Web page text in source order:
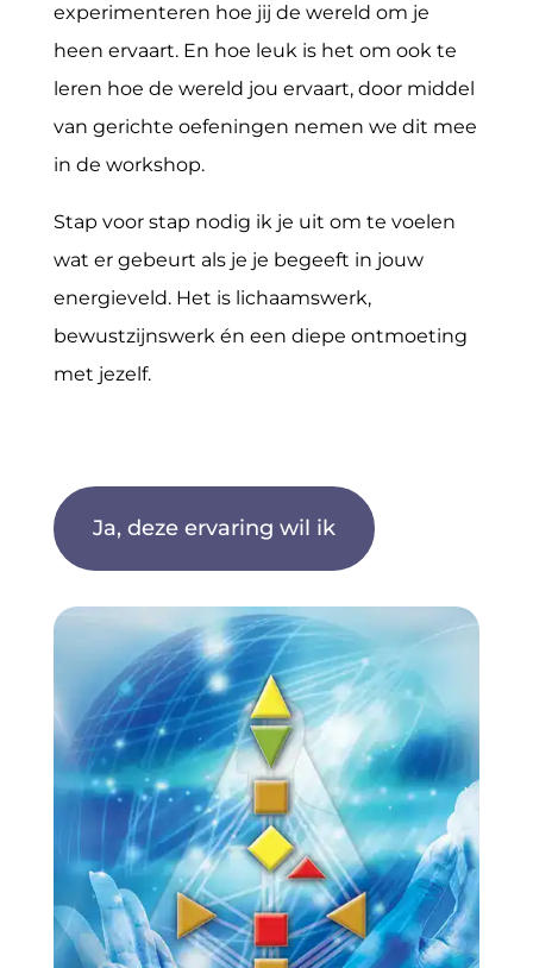
experimenteren hoe jij de wereld om je
heen ervaart. En hoe leuk is het om ook te
leren hoe de wereld jou ervaart, door middel
van gerichte oefeningen nemen we dit mee
in de workshop.
Stap voor stap nodig ik je uit om te voelen
wat er gebeurt als je je begeeft in jouw
energieveld. Het is lichaamswerk,
bewustzijnswerk én een diepe ontmoeting
met jezelf.
Ja, deze ervaring wil ik